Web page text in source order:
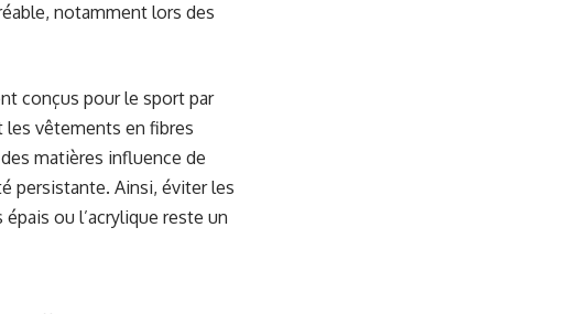
notamment lors des
conçus pour le sport par
les vêtements en fibres
matières influence de
persistante. Ainsi, éviter les
ou l’acrylique reste un